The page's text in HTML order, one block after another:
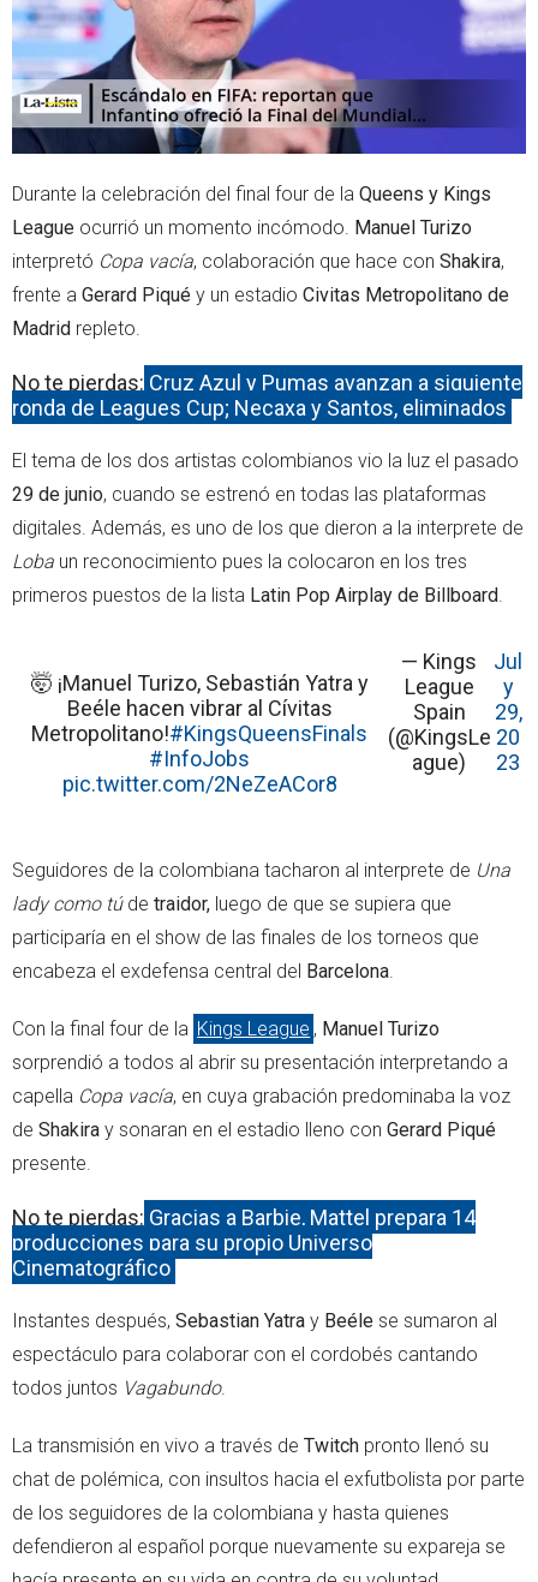
Durante la celebración del final four de la Queens y Kings
League ocurrió un momento incómodo. Manuel Turizo
interpretó Copa vacía, colaboración que hace con Shakira,
frente a Gerard Piqué y un estadio Civitas Metropolitano de
Madrid repleto.
No te pierdas: Cruz Azul y Pumas avanzan a siguiente
ronda de Leagues Cup; Necaxa y Santos, eliminados
El tema de los dos artistas colombianos vio la luz el pasado
29 de junio, cuando se estrenó en todas las plataformas
digitales. Además, es uno de los que dieron a la interprete de
Loba un reconocimiento pues la colocaron en los tres
primeros puestos de la lista Latin Pop Airplay de Billboard
🤯 ¡Manuel Turizo, Sebastián Yatra y
Beéle hacen vibrar al Cívitas
Metropolitano!#KingsQueensFinals
#InfoJobs
pic.twitter.com/2NeZeACor8
— Kings
League
Spain
(@KingsLe
ague)
Jul
y
29,
20
23
Seguidores de la colombiana tacharon al interprete de Una
lady como túde traidor, luego de que se supiera que
participaría en el show de las finales de los torneos que
encabeza el exdefensa central del Barcelona
Con la final four de la Kings League , Manuel Turizo
sorprendió a todos al abrir su presentación interpretando a
capella Copa vacía, en cuya grabación predominaba la voz
de Shakira y sonaran en el estadio lleno con Gerard Piqué
presente.
No te pierdas: Gracias a Barbie, Mattel prepara 14
producciones para su propio Universo
Cinematográfico
Instantes después, Sebastian Yatra y Beéle se sumaron al
espectáculo para colaborar con el cordobés cantando
todos juntos Vagabundo.
La transmisión en vivo a través de Twitch pronto llenó su
chat de polémica, con insultos hacia el exfutbolista por parte
de los seguidores de la colombiana y hasta quienes
defendieron al español porque nuevamente su expareja se